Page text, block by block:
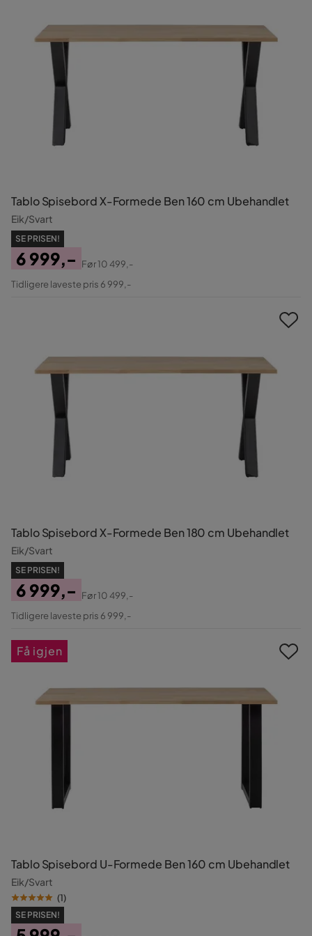
Tablo Spisebord X-Formede Ben 160 cm Ubehandlet
Eik/Svart
SE PRISEN!
Pris
6 999,-
Original
Før10 499,-
Tidligere laveste pris 6 999,-
Tablo Spisebord X-Formede Ben 180 cm Ubehandlet
Eik/Svart
SE PRISEN!
Pris
6 999,-
Original
Før10 499,-
Tidligere laveste pris 6 999,-
Tablo Spisebord U-Formede Ben 160 cm Ubehandlet
Eik/Svart
(1)
SE PRISEN!
Få igjen